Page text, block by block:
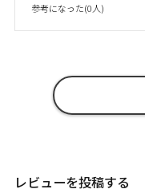
参考になった(0人)
レビューを投稿する